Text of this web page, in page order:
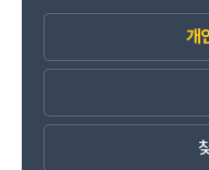
개